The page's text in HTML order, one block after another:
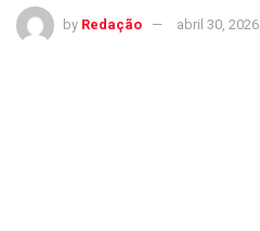
by Redação abril 30, 2026